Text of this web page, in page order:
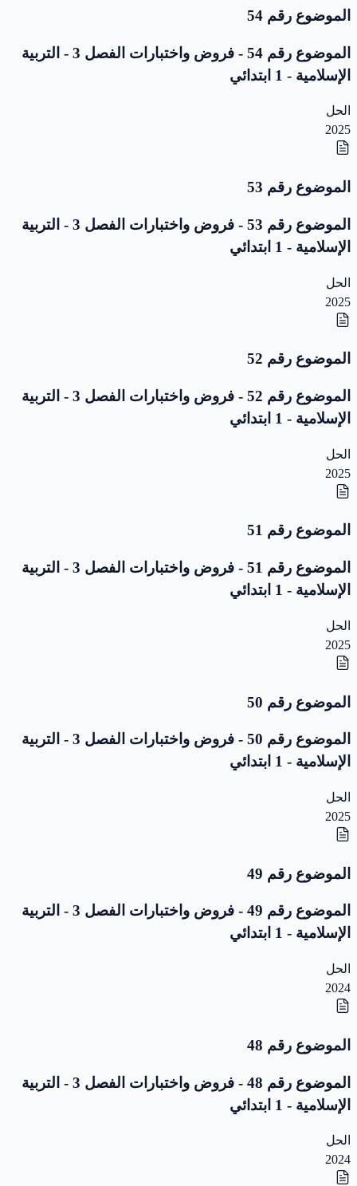
الموضوع رقم 54
الموضوع رقم 54 - فروض واختبارات الفصل 3 - التربية
الإسلامية - 1 ابتدائي
الحل
2025
الموضوع رقم 53
الموضوع رقم 53 - فروض واختبارات الفصل 3 - التربية
الإسلامية - 1 ابتدائي
الحل
2025
الموضوع رقم 52
الموضوع رقم 52 - فروض واختبارات الفصل 3 - التربية
الإسلامية - 1 ابتدائي
الحل
2025
الموضوع رقم 51
الموضوع رقم 51 - فروض واختبارات الفصل 3 - التربية
الإسلامية - 1 ابتدائي
الحل
2025
الموضوع رقم 50
الموضوع رقم 50 - فروض واختبارات الفصل 3 - التربية
الإسلامية - 1 ابتدائي
الحل
2025
الموضوع رقم 49
الموضوع رقم 49 - فروض واختبارات الفصل 3 - التربية
الإسلامية - 1 ابتدائي
الحل
2024
الموضوع رقم 48
الموضوع رقم 48 - فروض واختبارات الفصل 3 - التربية
الإسلامية - 1 ابتدائي
الحل
2024